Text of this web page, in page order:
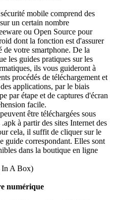
mobile comprend des
un certain nombre
ou Open Source pour
dont la fonction est d'assurer
de votre smartphone. De la
les guides pratiques sur les
ils vous guideront à
procédés de téléchargement et
applications, par le biais
par étape et de captures d'écran
facile.
être téléchargées sous
à partir des sites Internet des
cela, il suffit de cliquer sur le
guide correspondant. Elles sont
dans la boutique en ligne
In A Box)
numérique